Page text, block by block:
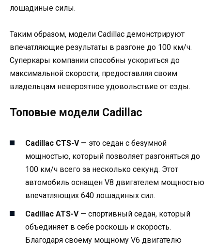
лошадиные силы.
Таким образом, модели Cadillac демонстрируют
впечатляющие результаты в разгоне до 100 км/ч.
Суперкары компании способны ускориться до
максимальной скорости, предоставляя своим
владельцам невероятное удовольствие от езды.
Топовые модели Cadillac
Cadillac CTS-V— это седан с безумной
мощностью, который позволяет разгоняться до
100 км/ч всего за несколько секунд. Этот
автомобиль оснащен V8 двигателем мощностью
впечатляющих 640 лошадиных сил.
Cadillac ATS-V— спортивный седан, который
объединяет в себе роскошь и скорость.
Благодаря своему мощному V6 двигателю